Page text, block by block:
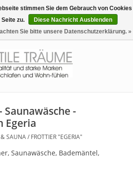
0 Artikel - €0,00
-
Egeria
SAUNA/ FROTTIER "EGERIA"
Saunawäsche, Bademäntel,
stimmen Sie dem Gebrauch von Cookies
zu.
Diese Nachricht Ausblenden
Sie bitte unsere Datenschutzerklärung. »